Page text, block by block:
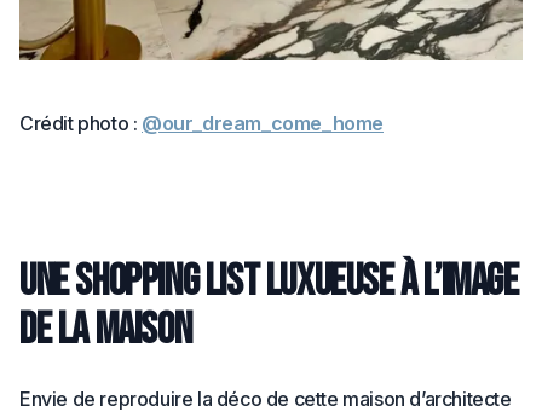
Crédit photo : @our_dream_come_home
Une shopping list luxueuse à l’image
de la maison
Envie de reproduire la déco de cette maison d’architecte